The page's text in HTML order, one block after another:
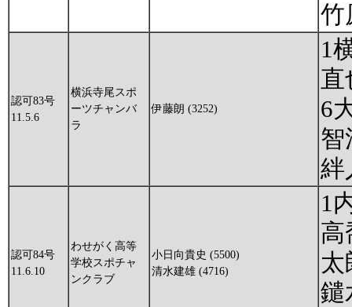
竹
認可83号
11.5.6
横浜寺尾スポ
ーツチャンバ
ラ
伊藤朗 (3252)
1
直
6
智
絆
認可84号
11.6.10
わせがく高等
学校スポチャ
ンクラブ
小日向貴史 (5500)
清水建雄 (4716)
1
高
太
鑓